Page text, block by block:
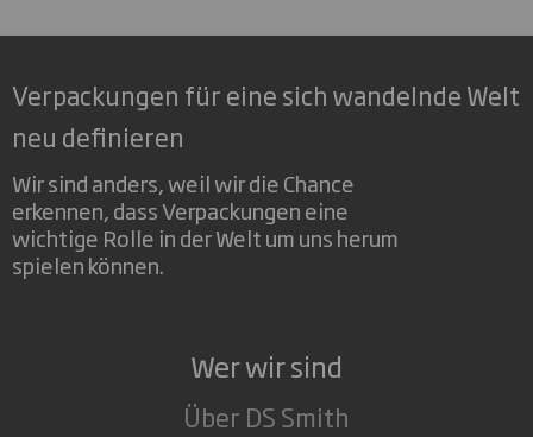
Verpackungen für eine sich wandelnde Welt
neu definieren
Wir sind anders, weil wir die Chance
erkennen, dass Verpackungen eine
wichtige Rolle in der Welt um uns herum
spielen können.
Wer wir sind
Über DS Smith